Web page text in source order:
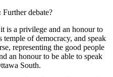
Further debate?
is a privilege and an honour to
of democracy, and speak
representing the good people
an honour to be able to speak
South.